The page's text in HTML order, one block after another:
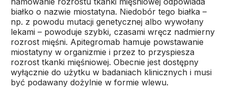
białko o nazwie miostatyna. Niedobór tego białka –
np. z powodu mutacji genetycznej albo wywołany
lekami – powoduje szybki, czasami wręcz nadmierny
rozrost mięśni. Apitegromab hamuje powstawanie
miostatyny w organizmie i przez to przyspiesza
rozrost tkanki mięśniowej. Obecnie jest dostępny
wyłącznie do użytku w badaniach klinicznych i musi
być podawany dożylnie w formie wlewu.